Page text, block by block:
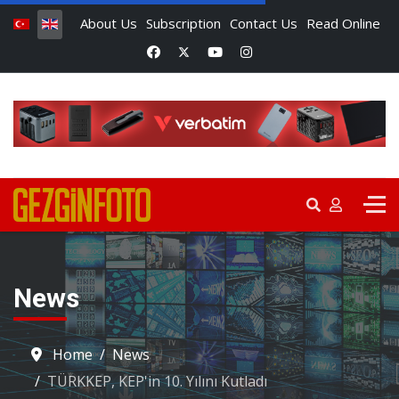
About Us Subscription Contact Us Read Online
News
Home
News
TÜRKKEP, KEP'in 10. Yılını Kutladı